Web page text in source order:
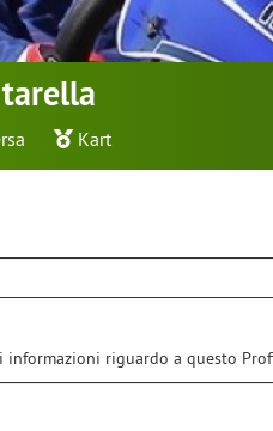
Kart
informazioni riguardo a questo